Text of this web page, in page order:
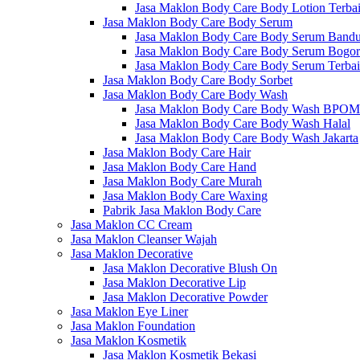
Jasa Maklon Body Care Body Lotion
Jasa Maklon Body Care Body Serum
Jasa Maklon Body Care Body Serum
Jasa Maklon Body Care Body Serum Bogor
Jasa Maklon Body Care Body Serum
Jasa Maklon Body Care Body Sorbet
Jasa Maklon Body Care Body Wash
Jasa Maklon Body Care Body Wash BPOM
Jasa Maklon Body Care Body Wash Halal
Jasa Maklon Body Care Body Wash Jakarta
Jasa Maklon Body Care Hair
Jasa Maklon Body Care Hand
Jasa Maklon Body Care Murah
Jasa Maklon Body Care Waxing
Pabrik Jasa Maklon Body Care
Jasa Maklon CC Cream
Jasa Maklon Cleanser Wajah
Jasa Maklon Decorative
Jasa Maklon Decorative Blush On
Jasa Maklon Decorative Lip
Jasa Maklon Decorative Powder
Jasa Maklon Eye Liner
Jasa Maklon Foundation
Jasa Maklon Kosmetik
Jasa Maklon Kosmetik Bekasi